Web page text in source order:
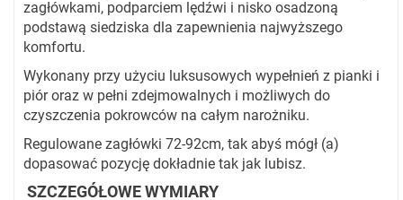
zagłówkami, podparciem lędźwi i nisko osadzoną
podstawą siedziska dla zapewnienia najwyższego
komfortu.
Wykonany przy użyciu luksusowych wypełnień z pianki i
piór oraz w pełni zdejmowalnych i możliwych do
czyszczenia pokrowców na całym narożniku.
Regulowane zagłówki 72-92cm, tak abyś mógł (a)
dopasować pozycję dokładnie tak jak lubisz.
SZCZEGÓŁOWE WYMIARY